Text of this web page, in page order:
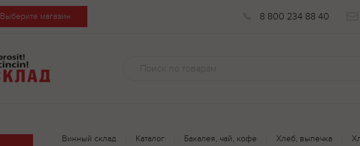
Выберите магазин 8 800 234 88 40
Винный склад Каталог Бакалея, чай, кофе Хлеб, выпечка